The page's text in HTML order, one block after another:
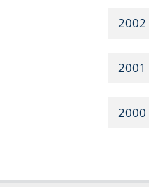
2002
2001
2000